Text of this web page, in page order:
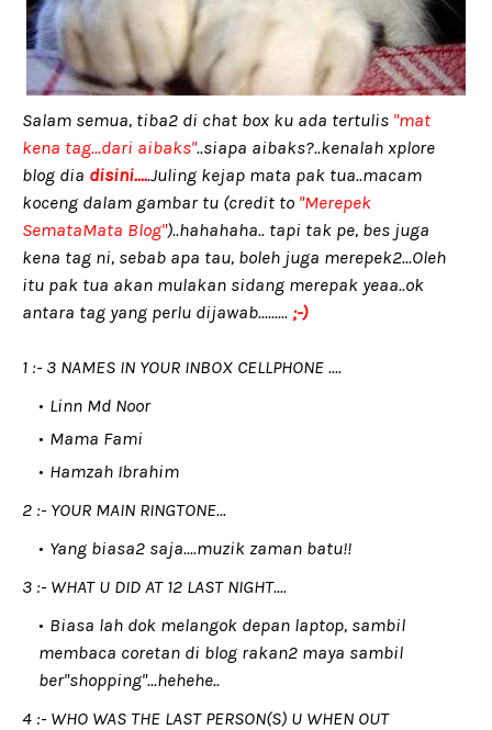
Salam semua, tiba2 di chat box ku ada tertulis "mat
kena tag...dari aibaks"..siapa aibaks?..kenalah xplore
blog dia disini.....Juling kejap mata pak tua..macam
koceng dalam gambar tu (credit to "Merepek
SemataMata Blog")..hahahaha.. tapi tak pe, bes juga
kena tag ni, sebab apa tau, boleh juga merepek2...Oleh
itu pak tua akan mulakan sidang merepak yeaa..ok
antara tag yang perlu dijawab......... ;-)
1 :- 3 NAMES IN YOUR INBOX CELLPHONE ....
Linn Md Noor
Mama Fami
Hamzah Ibrahim
2 :- YOUR MAIN RINGTONE...
Yang biasa2 saja....muzik zaman batu!!
3 :- WHAT U DID AT 12 LAST NIGHT....
Biasa lah dok melangok depan laptop, sambil
membaca coretan di blog rakan2 maya sambil
ber"shopping"...hehehe..
4 :- WHO WAS THE LAST PERSON(S) U WHEN OUT